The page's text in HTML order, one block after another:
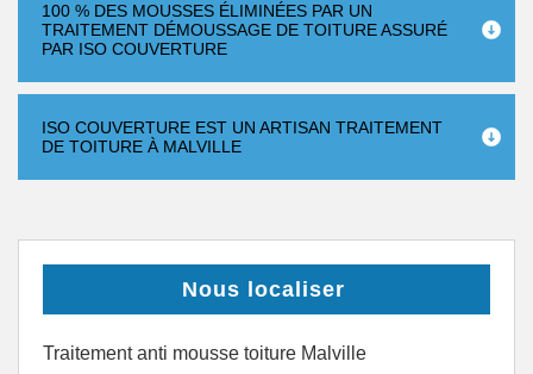
100 % DES MOUSSES ÉLIMINÉES PAR UN
TRAITEMENT DÉMOUSSAGE DE TOITURE ASSURÉ
PAR ISO COUVERTURE
ISO COUVERTURE EST UN ARTISAN TRAITEMENT
DE TOITURE À MALVILLE
Nous localiser
Traitement anti mousse toiture Malville